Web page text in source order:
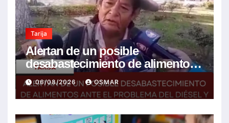
Tarija
Alertan de un posible
desabastecimiento de alimentos
ante el problema del diésel y el
encarecimiento de insumos
agrícolas
06/08/2026 OSMAR